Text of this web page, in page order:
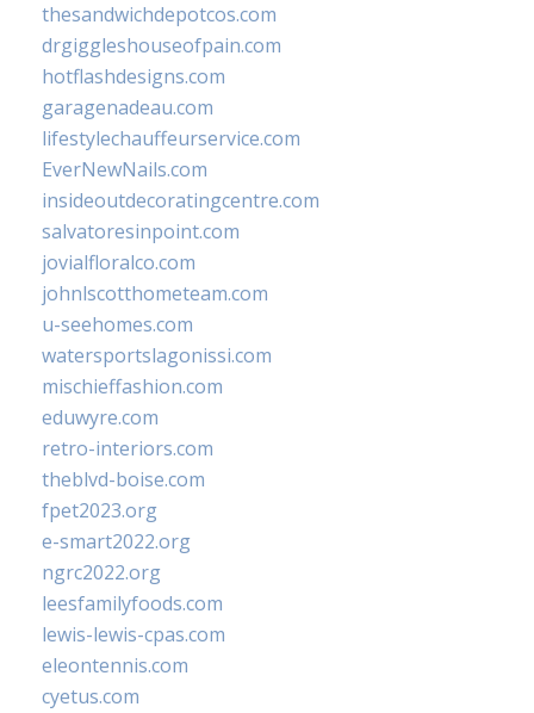
thesandwichdepotcos.com
drgiggleshouseofpain.com
hotflashdesigns.com
garagenadeau.com
lifestylechauffeurservice.com
EverNewNails.com
insideoutdecoratingcentre.com
salvatoresinpoint.com
jovialfloralco.com
johnlscotthometeam.com
u-seehomes.com
watersportslagonissi.com
mischieffashion.com
eduwyre.com
retro-interiors.com
theblvd-boise.com
fpet2023.org
e-smart2022.org
ngrc2022.org
leesfamilyfoods.com
lewis-lewis-cpas.com
eleontennis.com
cyetus.com